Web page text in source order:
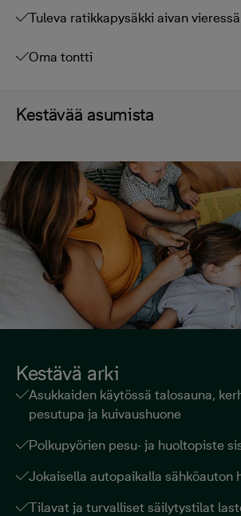
Tuleva ratikkapysäkki aivan vieressä
Oma tontti
Kestävää asumista
Kestävä arki
Asukkaiden käytössä talosauna,
pesutupa ja kuivaushuone
Polkupyörien pesu- ja huoltopiste
Jokaisella autopaikalla sähköauton
Tilavat ja turvalliset säilytystilat